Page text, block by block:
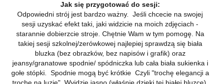
Jak się przygotować do sesji:
Odpowiedni strój jest bardzo ważny. Jeśli chcecie na swojej
sesji uzyskać efekt taki, jaki widzicie na moich zdjęciach -
starannie dobierzcie stroje. Chętnie Wam w tym pomogę. Na
takiej sesji szkolnej/zerówkowej najlepiej sprawdzą się biała
bluzka (bez obrazków, bez napisów i grafik) oraz
jeansy/granatowe spodnie/ spódniczka lub cała biała sukienka i
gołe stópki. Spodnie mogą być krótkie Czyli "trochę elegancji a